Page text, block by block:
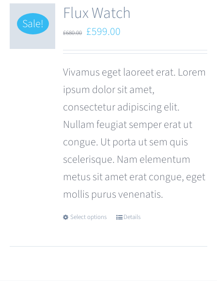
Sale! Flux Watch
£680.00 Original
price
£680.00.
£599.00
price
is:
£599.00.
Vivamus eget laoreet erat. Lorem
ipsum dolor sit amet,
consectetur adipiscing elit.
Nullam feugiat semper erat ut
congue. Ut porta ut sem quis
scelerisque. Nam elementum
metus sit amet erat congue, eget
mollis purus venenatis.
Select options
This
Details